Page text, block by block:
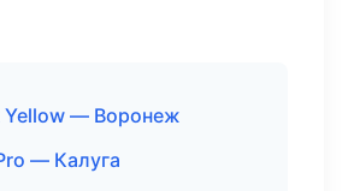
Yellow — Воронеж
— Калуга